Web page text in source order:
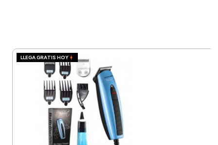
LLEGA GRATIS HOY